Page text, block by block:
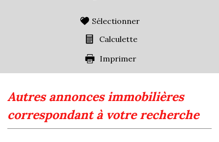
Sélectionner
Calculette
Imprimer
autres annonces immobilières
correspondant à votre recherche